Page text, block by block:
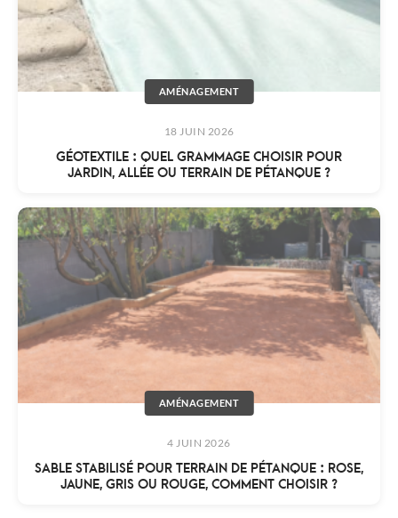
AMÉNAGEMENT
18 JUIN 2026
GÉOTEXTILE : QUEL GRAMMAGE CHOISIR POUR
JARDIN, ALLÉE OU TERRAIN DE PÉTANQUE ?
AMÉNAGEMENT
4 JUIN 2026
SABLE STABILISÉ POUR TERRAIN DE PÉTANQUE : ROSE,
JAUNE, GRIS OU ROUGE, COMMENT CHOISIR ?